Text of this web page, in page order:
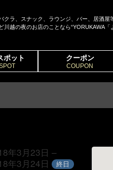
クラ、スナック、ラウンジ、バー、居酒屋
川越の夜のお店のことなら“YORUKAWA「
ポット クーポン
COUPON
年3月23日 –
年3月24日 終日